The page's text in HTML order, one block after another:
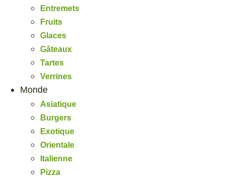
Entremets
Fruits
Glaces
Gâteaux
Tartes
Verrines
Monde
Asiatique
Burgers
Exotique
Orientale
Italienne
Pizza